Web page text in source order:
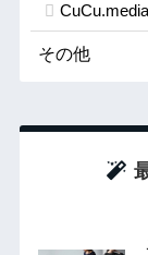
CuCu.media
その他